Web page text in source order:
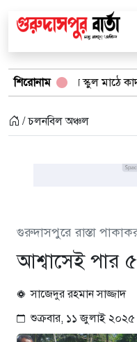
শিরোনাম
স্কুল মাঠে কাদা-জল বন্ধ
/ চলনবিল অঞ্চল
গুরুদাসপুরে রাস্তা
আশ্বাসেই পার
সাজেদুর রহমান সাজ্জাদ
শুক্রবার, ১১ জুলাই